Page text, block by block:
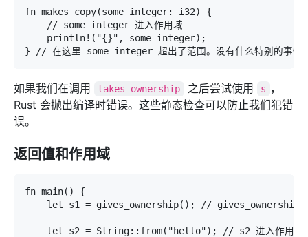
fn makes_copy(some_integer: i32) {
    // some_integer 进入作用域
    println!("{}", some_integer);
} // 在这里 some_integer 超出了范围。没有什么特别的事情
如果我们在调用 takes_ownership 之后尝试使用 s ，
Rust 会抛出编译时错误。这些静态检查可以防止我们犯错
误。
返回值和作用域
fn main() {
let s1 = gives_ownership(); // gives_ownership
    let s2 = String::from("hello"); // s2 进入作用域